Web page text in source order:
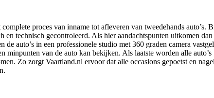
proces van inname tot afleveren van tweedehands auto’s.
en technisch gecontroleerd. Als hier aandachtspunten uitkomen
de auto’s in een professionele studio met 360 graden camera
minpunten van de auto kan bekijken. Als laatste worden alle auto’s
Zo zorgt Vaartland.nl ervoor dat alle occasions gepoetst en